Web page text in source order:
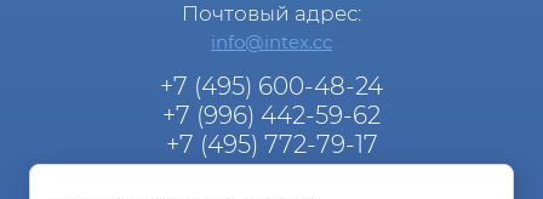
Почтовый адрес:
info@intex.cc
+7 (495) 600-48-24
+7 (996) 442-59-62
+7 (495) 772-79-17